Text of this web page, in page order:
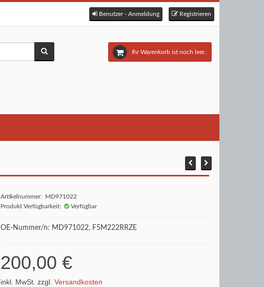
Benutzer - Anmeldung Registrieren
Ihr Warenkorb ist noch leer.
Artikelnummer: MD971022
Produkt Verfügbarkeit:
Verfügbar
OE-Nummer/n: MD971022, F5M222RRZE
200,00 €
inkl. MwSt. zzgl.Versandkosten